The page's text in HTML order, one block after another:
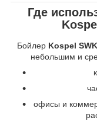
Где
Бойлер Kospel
небольшим и
офисы и